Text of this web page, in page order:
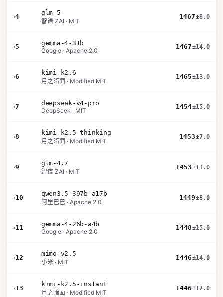
›4
glm-5
智谱 ZAI · MIT
1467±8.0
›5
gemma-4-31b
Google · Apache 2.0
1467±14.0
›6
kimi-k2.6
月之暗面 · Modified MIT
1465±13.0
›7
deepseek-v4-pro
DeepSeek · MIT
1454±15.0
›8
kimi-k2.5-thinking
月之暗面 · Modified MIT
1453±7.0
›9
glm-4.7
智谱 ZAI · MIT
1453±11.0
›10
qwen3.5-397b-a17b
阿里巴巴 · Apache 2.0
1449±8.0
›11
gemma-4-26b-a4b
Google · Apache 2.0
1448±15.0
›12
mimo-v2.5
小米 · MIT
1446±14.0
›13
kimi-k2.5-instant
月之暗面 · Modified MIT
1446±12.0